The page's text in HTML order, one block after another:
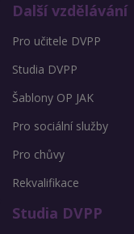
Další vzdělávání
Pro učitele DVPP
Studia DVPP
Šablony OP JAK
Pro sociální služby
Pro chůvy
Rekvalifikace
Studia DVPP